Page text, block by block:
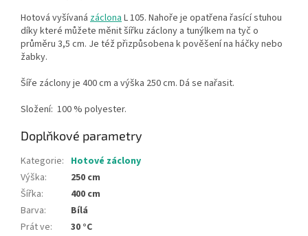
Hotová vyšívaná záclonaL 105. Nahoře je opatřena řasící stuhou
díky které můžete měnit šířku záclony a tunýlkem na tyč o
průměru 3,5 cm. Je též přizpůsobena k pověšení na háčky nebo
žabky.
Šíře záclony je 400 cm a výška 250 cm. Dá se nařasit.
Složení: 100 % polyester.
Doplňkové parametry
Kategorie: Hotové záclony
Výška:
250 cm
Šířka:
400 cm
Barva:
Bílá
Prát ve:
30 °C